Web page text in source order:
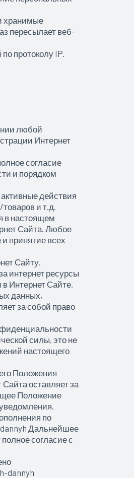
хранимые
пересылает веб-
протоколу IP.
любой
Интернет
согласие
и порядком
действия
и т.д.
в настоящем
Сайта. Любое
принятие всех
Сайту.
интернет ресурсы
Интернет Сайте.
данных,
за собой право
силы, это не
настоящего
Положения
оставляет за
Положение
по
Дальнейшее
согласие с
dannyh